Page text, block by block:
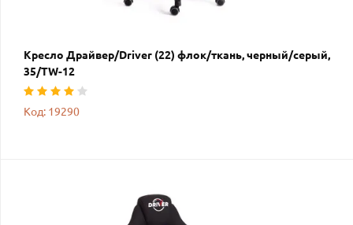
Кресло Драйвер/Driver (22) флок/ткань, черный/серый,
35/TW-12
Код: 19290